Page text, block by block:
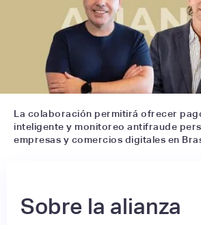
La colaboración permitirá ofrecer
inteligente y monitoreo antifraude
empresas y comercios digitales en
Sobre la alianza